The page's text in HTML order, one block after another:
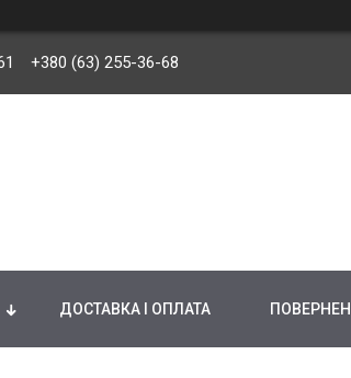
+380 (63) 255-36-68
ДОСТАВКА І ОПЛАТА